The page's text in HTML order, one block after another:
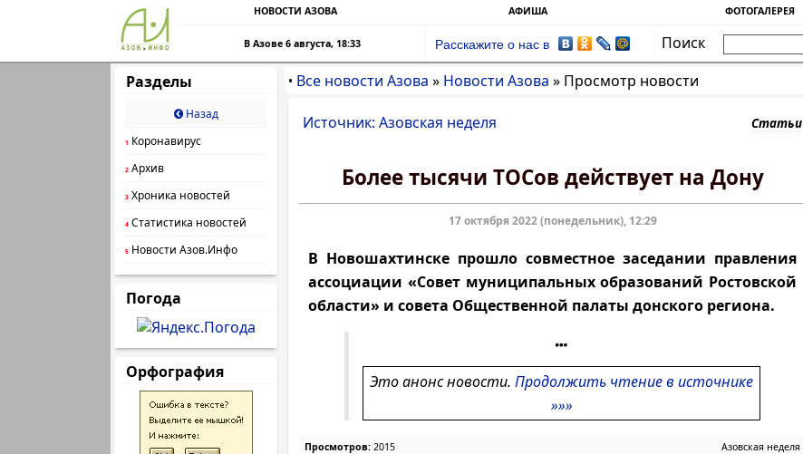
НОВОСТИ АЗОВА АФИША ФОТОГАЛЕРЕЯ
В Азове 6 августа, 18:33 Расскажите о нас в
Поиск
Разделы
Назад
1 Коронавирус
2 Архив
3 Хроника новостей
4 Статистика новостей
5 Новости Азов.Инфо
Погода
Орфография
• Все новости Азова » Новости Азова » Просмотр новости
Источник: Азовская неделя Статьи
Более тысячи ТОСов действует на Дону
17 октября 2022 (понедельник), 12:29
В Новошахтинске прошло совместное заседании правления
ассоциации «Совет муниципальных образований Ростовской
области» и совета Общественной палаты донского региона.
Это анонс новости.Продолжить чтение в источнике
»»»
Просмотров: 2015 Азовская неделя